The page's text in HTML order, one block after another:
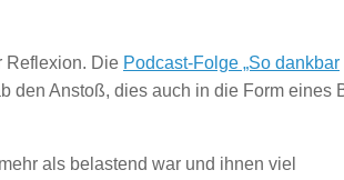
Reflexion. Die Podcast-Folge „So dankbar
den Anstoß, dies auch in die Form eines
als belastend war und ihnen viel